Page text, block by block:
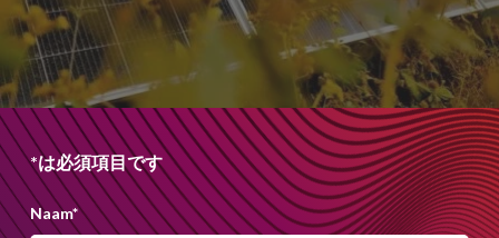
*は必須項目です
Naam*